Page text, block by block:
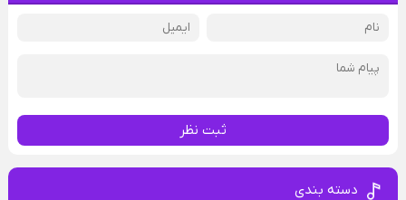
ثبت نظر
دسته بندی